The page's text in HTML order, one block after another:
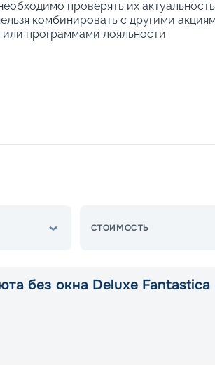
проверять их
комбинировать с другими
программами лояльности
СТОИМОСТЬ
без окна Deluxe Fantastica